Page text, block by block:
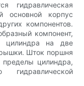
гидравлическая
основной корпус
компонентов.
компонент,
цилиндра на две
Шток поршня
цилиндра,